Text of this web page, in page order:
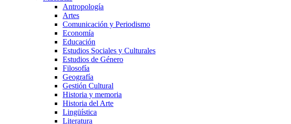
Antropología
Artes
Comunicación y Periodismo
Economía
Educación
Estudios Sociales y Culturales
Estudios de Género
Filosofía
Geografía
Gestión Cultural
Historia y memoria
Historia del Arte
Lingüística
Literatura